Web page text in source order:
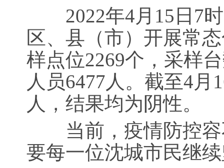
2022年4月15日7时
区、县（市）开展常
样点位2269个，采样
人员6477人。截至4月
人，结果均为阴性。
当前，疫情防控容
要每一位沈城市民继